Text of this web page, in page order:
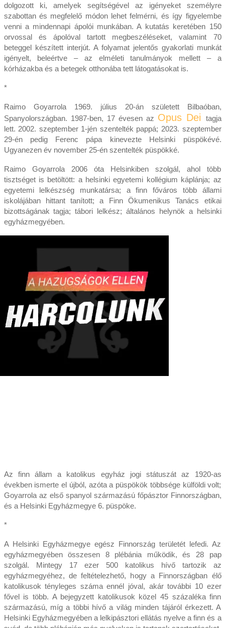
dolgozott ki, amelyek segítségével az igényeket személyre
szabottan és megfelelő módon lehet felmérni, és így figyelembe
venni a mindennapi ápolói munkában. A kutatás keretében 150
orvossal és ápolóval tartott megbeszéléseket, valamint 70
beteggel készített interjút. A folyamat jelentős gyakorlati munkát
igényelt, beleértve – az elméleti tanulmányok mellett – a
kórházakba és a betegek otthonába tett látogatásokat is.
*
Raimo Goyarrola 1969. július 20-án született Bilbaóban,
Spanyolországban. 1987-ben, 17 évesen az Opus Dei
tagja
lett. 2002. szeptember 1-jén szentelték pappá; 2023. szeptember
29-én pedig Ferenc pápa kinevezte Helsinki püspökévé.
Ugyanezen év november 25-én szentelték püspökké.
Raimo Goyarrola 2006 óta Helsinkiben szolgál, ahol több
tisztséget is betöltött: a helsinki egyetemi kollégium káplánja; az
egyetemi lelkészség munkatársa; a finn főváros több állami
iskolájában hittant tanított; a Finn Ökumenikus Tanács etikai
bizottságának tagja; tábori lelkész; általános helynök a helsinki
egyházmegyében.
Az finn állam a katolikus egyház jogi státuszát az 1920-as
években ismerte el újból, azóta a püspökök többsége külföldi volt;
Goyarrola az első spanyol származású főpásztor Finnországban,
és a Helsinki Egyházmegye 6. püspöke.
*
A Helsinki Egyházmegye egész Finnország területét lefedi. Az
egyházmegyében összesen 8 plébánia működik, és 28 pap
szolgál. Mintegy 17 ezer 500 katolikus hívő tartozik az
egyházmegyéhez, de feltételezhető, hogy a Finnországban élő
katolikusok tényleges száma ennél jóval, akár további 10 ezer
fővel is több. A bejegyzett katolikusok közel 45 százaléka finn
származású, míg a többi hívő a világ minden tájáról érkezett. A
Helsinki Egyházmegyében a lelkipásztori ellátás nyelve a finn és a